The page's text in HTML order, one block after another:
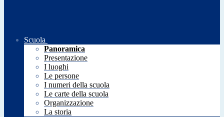
Scuola
Panoramica
Presentazione
I luoghi
Le persone
I numeri della scuola
Le carte della scuola
Organizzazione
La storia